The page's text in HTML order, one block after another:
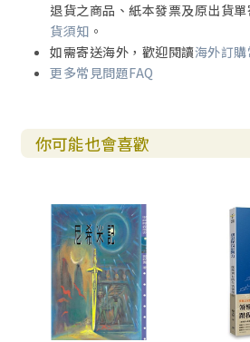
退貨之商品、紙本發票及原出貨
貨須知 。
如需寄送海外，歡迎閱讀海外訂
更多常見問題FAQ
你可能也會喜歡